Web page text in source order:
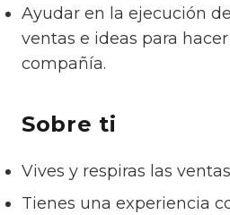
Ayudar en la ejecución
ventas e ideas para
compañía.
Sobre ti
Vives y respiras las
Tienes una experiencia